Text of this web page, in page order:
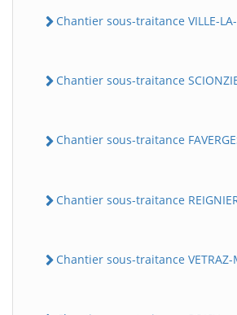
Chantier sous-traitance VILLE-
Chantier sous-traitance
Chantier sous-traitance
Chantier sous-traitance
Chantier sous-traitance VETRAZ-